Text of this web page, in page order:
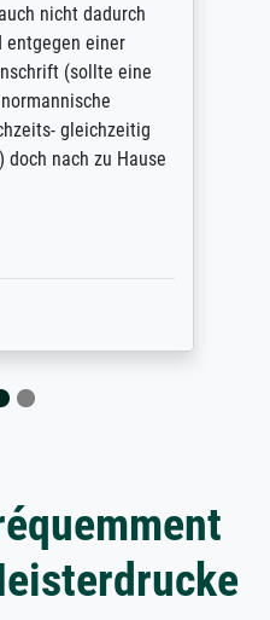
nicht dadurch
einer
(sollte eine
gleichzeitig
nach zu Hause